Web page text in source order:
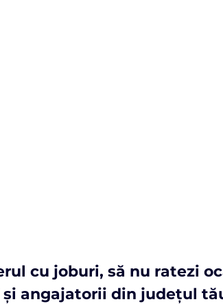
cu joburi, să nu ratezi
și angajatorii din județul